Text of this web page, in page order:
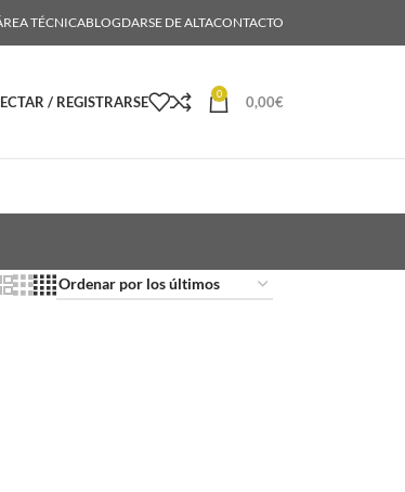
TÉCNICABLOGDARSE DE ALTACONTACTO
/ REGISTRARSE 0 0,00€